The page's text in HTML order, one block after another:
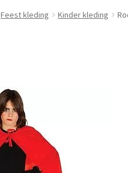
Feest kleding Kinder kleding